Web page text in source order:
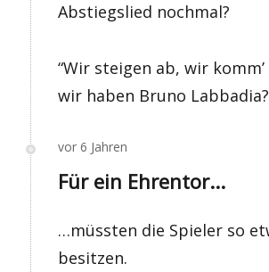
Abstiegslied nochmal?
“Wir steigen ab, wir
wir haben Bruno
vor 6 Jahren
Für ein Ehrentor...
…müssten die Spieler so
besitzen.